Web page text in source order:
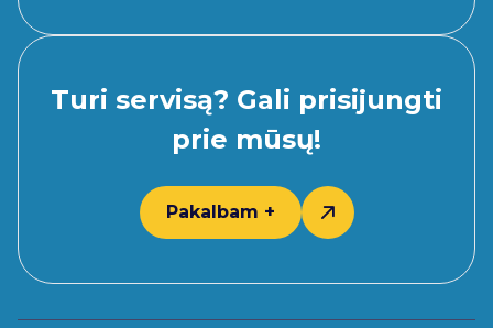
Turi servisą? Gali prisijungti
prie mūsų!
Pakalbam +